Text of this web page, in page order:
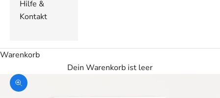
Hilfe &
Kontakt
Warenkorb
Dein Warenkorb ist leer
Bild vergrößern